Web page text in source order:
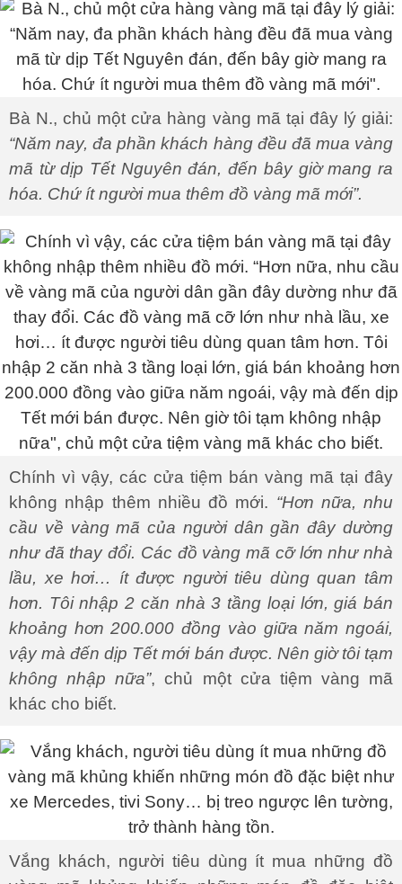
Bà N., chủ một cửa hàng vàng mã tại đây lý giải:
“Năm nay, đa phần khách hàng đều đã mua vàng
mã từ dịp Tết Nguyên đán, đến bây giờ mang ra
hóa. Chứ ít người mua thêm đồ vàng mã mới”.
Chính vì vậy, các cửa tiệm bán vàng mã tại đây
không nhập thêm nhiều đồ mới. “Hơn nữa, nhu
cầu về vàng mã của người dân gần đây dường
như đã thay đổi. Các đồ vàng mã cỡ lớn như nhà
lầu, xe hơi… ít được người tiêu dùng quan tâm
hơn. Tôi nhập 2 căn nhà 3 tầng loại lớn, giá bán
khoảng hơn 200.000 đồng vào giữa năm ngoái,
vậy mà đến dịp Tết mới bán được. Nên giờ tôi tạm
không nhập nữa”, chủ một cửa tiệm vàng mã
khác cho biết.
Vắng khách, người tiêu dùng ít mua những đồ